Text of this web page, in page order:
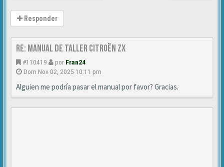
Responder
Re: Manual de Taller Citroën ZX
#110419 por Fran24
Dom Nov 02, 2025 10:11 pm
Alguien me podría pasar el manual por favor? Gracias.